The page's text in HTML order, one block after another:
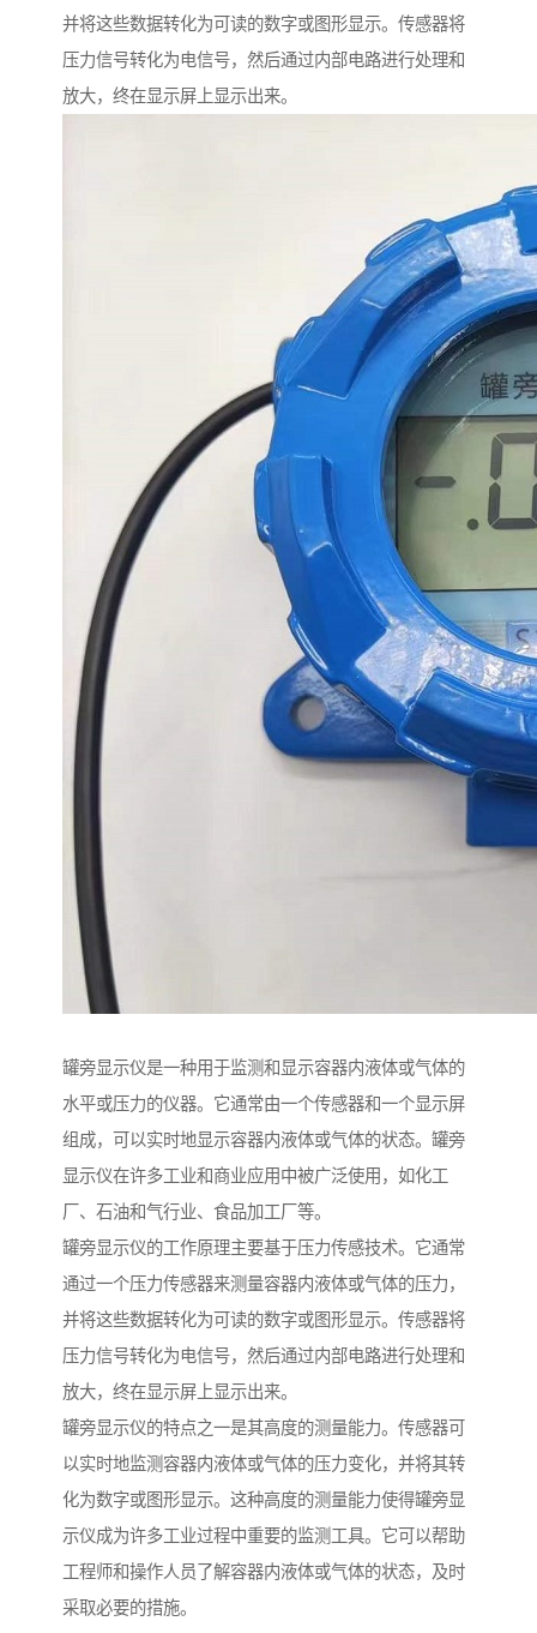
并将这些数据转化为可读的数字或图形显示。传感器将
压力信号转化为电信号，然后通过内部电路进行处理和
放大，终在显示屏上显示出来。
罐旁显示仪是一种用于监测和显示容器内液体或气体的
水平或压力的仪器。它通常由一个传感器和一个显示屏
组成，可以实时地显示容器内液体或气体的状态。罐旁
显示仪在许多工业和商业应用中被广泛使用，如化工
厂、石油和气行业、食品加工厂等。
罐旁显示仪的工作原理主要基于压力传感技术。它通常
通过一个压力传感器来测量容器内液体或气体的压力，
并将这些数据转化为可读的数字或图形显示。传感器将
压力信号转化为电信号，然后通过内部电路进行处理和
放大，终在显示屏上显示出来。
罐旁显示仪的特点之一是其高度的测量能力。传感器可
以实时地监测容器内液体或气体的压力变化，并将其转
化为数字或图形显示。这种高度的测量能力使得罐旁显
示仪成为许多工业过程中重要的监测工具。它可以帮助
工程师和操作人员了解容器内液体或气体的状态，及时
采取必要的措施。